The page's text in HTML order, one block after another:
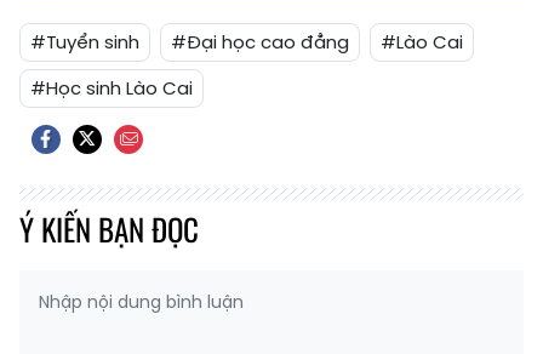
#Tuyển sinh #Đại học cao đẳng
#Lào Cai
#Học sinh Lào Cai
Ý KIẾN BẠN ĐỌC